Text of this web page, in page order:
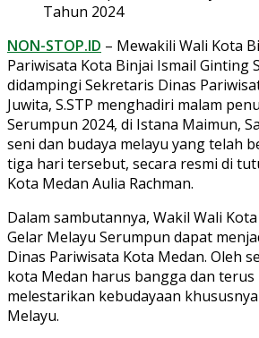
NON-STOP.ID – Mewakili Wali Kota
Pariwisata Kota Binjai Ismail Ginting
didampingi Sekretaris Dinas
Juwita, S.STP menghadiri malam
Serumpun 2024, di Istana Maimun,
seni dan budaya melayu yang telah
tiga hari tersebut, secara resmi di
Kota Medan Aulia Rachman.
Dalam sambutannya, Wakil Wali
Gelar Melayu Serumpun dapat
Dinas Pariwisata Kota Medan. Oleh
kota Medan harus bangga dan
melestarikan kebudayaan
Melayu.